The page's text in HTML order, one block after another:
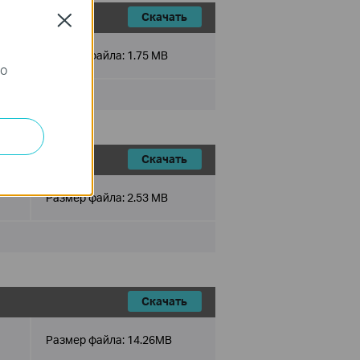
Скачать
Размер файла: 1.75 MB
Скачать
Размер файла: 2.53 MB
Скачать
Размер файла: 14.26MB
Close